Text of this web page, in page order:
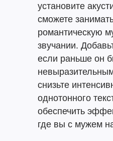
установите
сможете
романтическую
звучании.
если раньше он
снизьте
однотонного
обеспечить
где вы с мужем